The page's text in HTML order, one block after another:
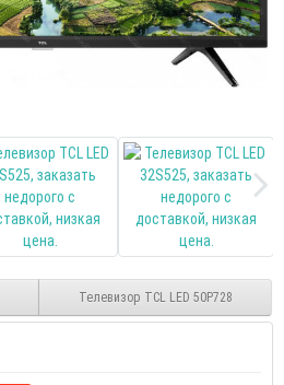
Телевизор TCL LED 50P728